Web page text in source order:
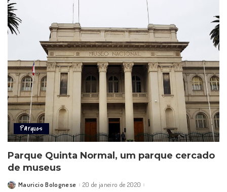
Parques
Parque Quinta Normal, um parque cercado
de museus
PostedMauricio Bolognese 20 de janeiro de 2020